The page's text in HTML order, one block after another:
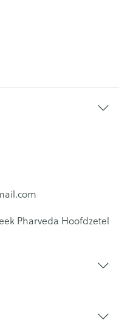
Pharveda Hoofdzetel